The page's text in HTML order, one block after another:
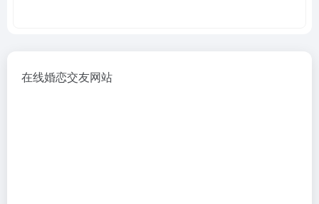
在线婚恋交友网站